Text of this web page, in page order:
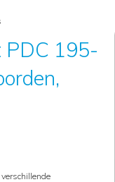
PDC 195-